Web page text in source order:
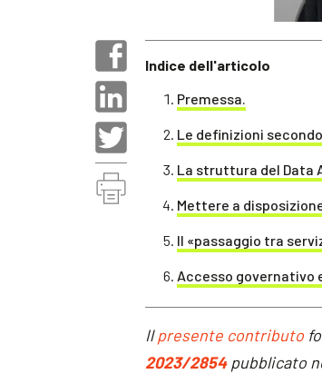
Indice dell'articolo
Premessa.
Le definizioni
La struttura del Data
Mettere a
Il «passaggio tra
Accesso
Ilpresente contributo
2023/2854 pubblicato